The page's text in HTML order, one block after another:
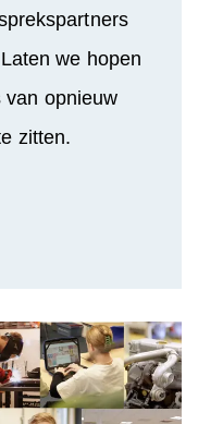
we hopen
van opnieuw
zitten.